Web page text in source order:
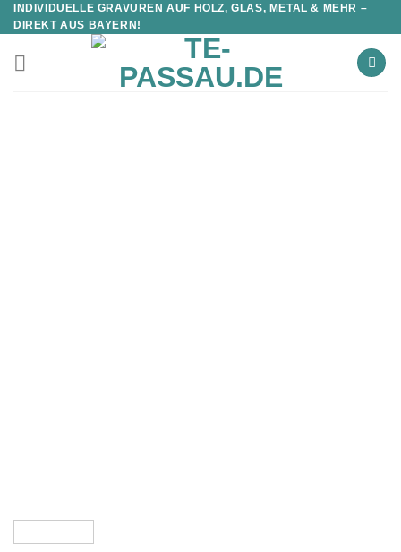
INDIVIDUELLE GRAVUREN AUF HOLZ, GLAS, METAL & MEHR –
DIREKT AUS BAYERN!